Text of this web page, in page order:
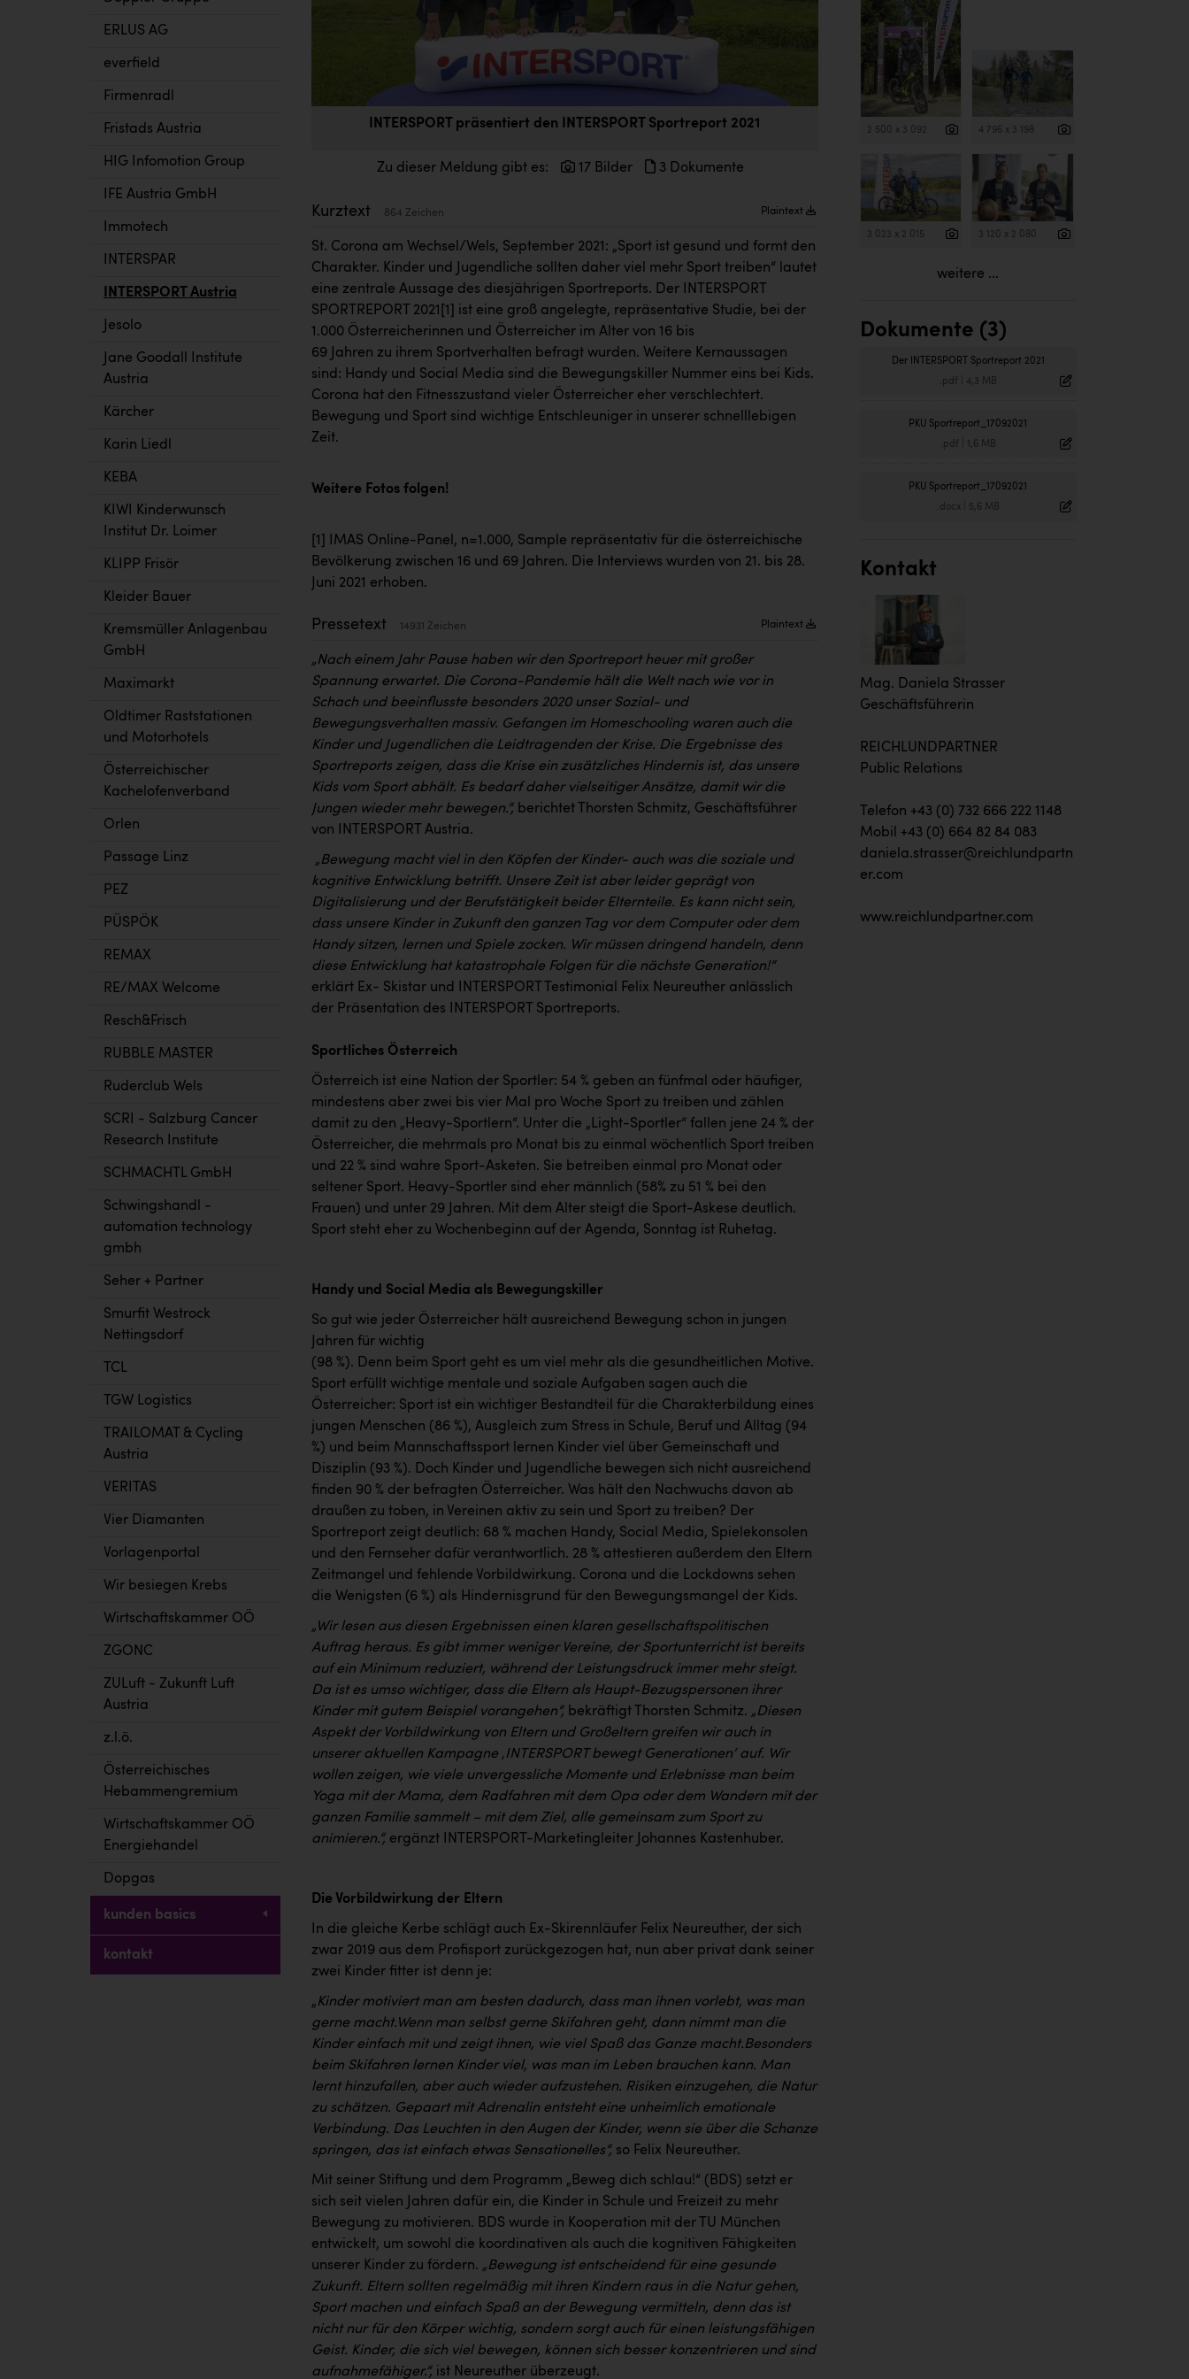
ERLUS AG
everfield
Firmenradl
Fristads Austria
HIG Infomotion Group
IFE Austria GmbH
Immotech
INTERSPAR
INTERSPORT Austria
Jesolo
Jane Goodall Institute
Austria
Kärcher
Karin Liedl
KEBA
KIWI Kinderwunsch
Institut Dr. Loimer
KLIPP Frisör
Kleider Bauer
Kremsmüller Anlagenbau
GmbH
Maximarkt
Oldtimer Raststationen
und Motorhotels
Österreichischer
Kachelofenverband
Orlen
Passage Linz
PEZ
PÜSPÖK
REMAX
RE/MAX Welcome
Resch&Frisch
RUBBLE MASTER
Ruderclub Wels
SCRI - Salzburg Cancer
Research Institute
SCHMACHTL GmbH
Schwingshandl -
automation technology
gmbh
Seher + Partner
Smurfit Westrock
Nettingsdorf
TCL
TGW Logistics
TRAILOMAT & Cycling
Austria
VERITAS
Vier Diamanten
Vorlagenportal
Wir besiegen Krebs
Wirtschaftskammer OÖ
ZGONC
ZULuft - Zukunft Luft
Austria
z.l.ö.
Österreichisches
Hebammengremium
Wirtschaftskammer OÖ
Energiehandel
Dopgas
kunden basics
kontakt
INTERSPORT präsentiert den INTERSPORT Sportreport 2021
Zu dieser Meldung gibt es: 17 Bilder 3 Dokumente
Kurztext 864 Zeichen Plaintext
St. Corona am Wechsel/Wels, September 2021: „Sport ist gesund und formt den
Charakter. Kinder und Jugendliche sollten daher viel mehr Sport treiben“ lautet
eine zentrale Aussage des diesjährigen Sportreports. Der INTERSPORT
SPORTREPORT 2021 [1]
ist eine groß angelegte, repräsentative Studie, bei der
1.000 Österreicherinnen und Österreicher im Alter von 16 bis
69 Jahren zu ihrem Sportverhalten befragt wurden. Weitere Kernaussagen
sind: Handy und Social Media sind die Bewegungskiller Nummer eins bei Kids.
Corona hat den Fitnesszustand vieler Österreicher eher verschlechtert.
Bewegung und Sport sind wichtige Entschleuniger in unserer schnelllebigen
Zeit.
Weitere Fotos folgen!
[1]
IMAS Online-Panel, n=1.000, Sample repräsentativ für die österreichische
Bevölkerung zwischen 16 und 69 Jahren. Die Interviews wurden von 21. bis 28.
Juni 2021 erhoben.
Pressetext 14931 Zeichen Plaintext
„Nach einem Jahr Pause haben wir den Sportreport heuer mit großer
Spannung erwartet. Die Corona-Pandemie hält die Welt nach wie vor in
Schach und beeinflusste besonders 2020 unser Sozial- und
Bewegungsverhalten massiv. Gefangen im Homeschooling waren auch die
Kinder und Jugendlichen die Leidtragenden der Krise. Die Ergebnisse des
Sportreports zeigen, dass die Krise ein zusätzliches Hindernis ist, das unsere
Kids vom Sport abhält. Es bedarf daher vielseitiger Ansätze, damit wir die
Jungen wieder mehr bewegen.“, berichtet Thorsten Schmitz, Geschäftsführer
von INTERSPORT Austria.
„Bewegung macht viel in den Köpfen der Kinder- auch was die soziale und
kognitive Entwicklung betrifft. Unsere Zeit ist aber leider geprägt von
Digitalisierung und der Berufstätigkeit beider Elternteile. Es kann nicht sein,
dass unsere Kinder in Zukunft den ganzen Tag vor dem Computer oder dem
Handy sitzen, lernen und Spiele zocken. Wir müssen dringend handeln, denn
diese Entwicklung hat katastrophale Folgen für die nächste Generation!“
erklärt Ex- Skistar und INTERSPORT Testimonial Felix Neureuther anlässlich
der Präsentation des INTERSPORT Sportreports.
Sportliches Österreich
Österreich ist eine Nation der Sportler: 54 % geben an fünfmal oder häufiger,
mindestens aber zwei bis vier Mal pro Woche Sport zu treiben und zählen
damit zu den „Heavy-Sportlern“. Unter die „Light-Sportler“ fallen jene 24 % der
Österreicher, die mehrmals pro Monat bis zu einmal wöchentlich Sport treiben
und 22 % sind wahre Sport-Asketen. Sie betreiben einmal pro Monat oder
seltener Sport. Heavy-Sportler sind eher männlich (58% zu 51 % bei den
Frauen) und unter 29 Jahren. Mit dem Alter steigt die Sport-Askese deutlich.
Sport steht eher zu Wochenbeginn auf der Agenda, Sonntag ist Ruhetag.
Handy und Social Media als Bewegungskiller
So gut wie jeder Österreicher hält ausreichend Bewegung schon in jungen
Jahren für wichtig
(98 %). Denn beim Sport geht es um viel mehr als die gesundheitlichen Motive.
Sport erfüllt wichtige mentale und soziale Aufgaben sagen auch die
Österreicher: Sport ist ein wichtiger Bestandteil für die Charakterbildung eines
jungen Menschen (86 %), Ausgleich zum Stress in Schule, Beruf und Alltag (94
%) und beim Mannschaftssport lernen Kinder viel über Gemeinschaft und
Disziplin (93 %). Doch Kinder und Jugendliche bewegen sich nicht ausreichend
finden 90 % der befragten Österreicher. Was hält den Nachwuchs davon ab
draußen zu toben, in Vereinen aktiv zu sein und Sport zu treiben? Der
Sportreport zeigt deutlich: 68 % machen Handy, Social Media, Spielekonsolen
und den Fernseher dafür verantwortlich. 28 % attestieren außerdem den Eltern
Zeitmangel und fehlende Vorbildwirkung. Corona und die Lockdowns sehen
die Wenigsten (6 %) als Hindernisgrund für den Bewegungsmangel der Kids.
„Wir lesen aus diesen Ergebnissen einen klaren gesellschaftspolitischen
Auftrag heraus. Es gibt immer weniger Vereine, der Sportunterricht ist bereits
auf ein Minimum reduziert, während der Leistungsdruck immer mehr steigt.
Da ist es umso wichtiger, dass die Eltern als Haupt-Bezugspersonen ihrer
Kinder mit gutem Beispiel vorangehen“, bekräftigt Thorsten Schmitz. „Diesen
Aspekt der Vorbildwirkung von Eltern und Großeltern greifen wir auch in
unserer aktuellen Kampagne ‚INTERSPORT bewegt Generationen‘ auf. Wir
wollen zeigen, wie viele unvergessliche Momente und Erlebnisse man beim
Yoga mit der Mama, dem Radfahren mit dem Opa oder dem Wandern mit der
ganzen Familie sammelt – mit dem Ziel, alle gemeinsam zum Sport zu
animieren.“, ergänzt INTERSPORT-Marketingleiter Johannes Kastenhuber.
Die Vorbildwirkung der Eltern
In die gleiche Kerbe schlägt auch Ex-Skirennläufer Felix Neureuther, der sich
zwar 2019 aus dem Profisport zurückgezogen hat, nun aber privat dank seiner
zwei Kinder fitter ist denn je:
„Kinder motiviert man am besten dadurch, dass man ihnen vorlebt, was man
gerne macht.Wenn man selbst gerne Skifahren geht, dann nimmt man die
Kinder einfach mit und zeigt ihnen, wie viel Spaß das Ganze macht.Besonders
beim Skifahren lernen Kinder viel, was man im Leben brauchen kann. Man
lernt hinzufallen, aber auch wieder aufzustehen. Risiken einzugehen, die Natur
zu schätzen. Gepaart mit Adrenalin entsteht eine unheimlich emotionale
Verbindung. Das Leuchten in den Augen der Kinder, wenn sie über die Schanze
springen, das ist einfach etwas Sensationelles“, so Felix Neureuther.
Mit seiner Stiftung und dem Programm „Beweg dich schlau!“ (BDS) setzt er
sich seit vielen Jahren dafür ein, die Kinder in Schule und Freizeit zu mehr
Bewegung zu motivieren. BDS wurde in Kooperation mit der TU München
entwickelt, um sowohl die koordinativen als auch die kognitiven Fähigkeiten
unserer Kinder zu fördern. „Bewegung ist entscheidend für eine gesunde
Zukunft. Eltern sollten regelmäßig mit ihren Kindern raus in die Natur gehen,
Sport machen und einfach Spaß an der Bewegung vermitteln, denn das ist
nicht nur für den Körper wichtig, sondern sorgt auch für einen leistungsfähigen
Geist. Kinder, die sich viel bewegen, können sich besser konzentrieren und sind
aufnahmefähiger.“, ist Neureuther überzeugt.
2 500 x 3 092 4 796 x 3 198
3 023 x 2 015 3 120 x 2 080
weitere ...
Dokumente (3)
Der INTERSPORT Sportreport 2021
.pdf 4,3 MB
PKU Sportreport_17092021
.pdf 1,6 MB
PKU Sportreport_17092021
.docx| 5,6 MB
Kontakt
Mag. Daniela Strasser
Geschäftsführerin
REICHLUNDPARTNER
Public Relations
Telefon +43 (0) 732 666 222 1148
Mobil +43 (0) 664 82 84 083
daniela.strasser@reichlundpartn
er.com
www.reichlundpartner.com